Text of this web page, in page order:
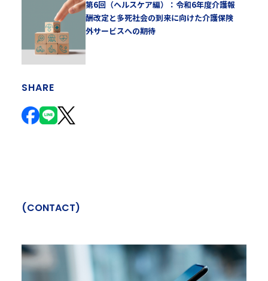
第6回（ヘルスケア編）：令和6年度介護報
酬改定と多死社会の到来に向けた介護保険
外サービスへの期待
SHARE
(CONTACT)